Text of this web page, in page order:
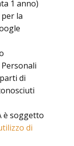
1 anno)
la
di
è soggetto
di